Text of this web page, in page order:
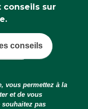
conseils sur
conseils
vous permettez à la
et de vous
pas